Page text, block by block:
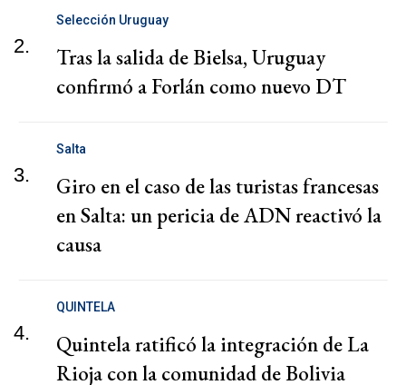
2.
Selección Uruguay
Tras la salida de Bielsa, Uruguay
confirmó a Forlán como nuevo DT
3.
Salta
Giro en el caso de las turistas francesas
en Salta: un pericia de ADN reactivó la
causa
4.
QUINTELA
Quintela ratificó la integración de La
Rioja con la comunidad de Bolivia